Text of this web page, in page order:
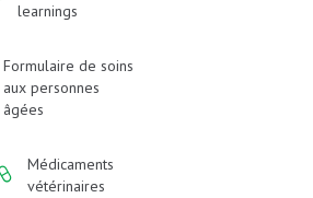
learnings
Formulaire de soins
aux personnes
âgées
Médicaments
vétérinaires